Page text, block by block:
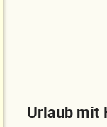
Urlaub mit